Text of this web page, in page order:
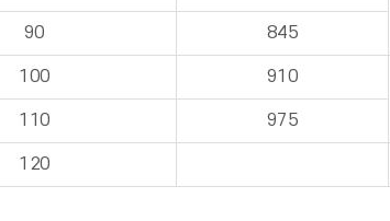
90 845
100
910
110 975
120